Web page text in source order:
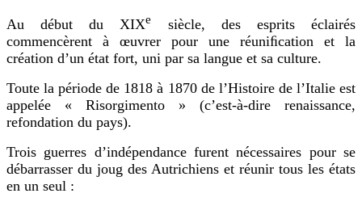
Au début du XIXe
siècle, des esprits éclairés
commencèrent à œuvrer pour une réuniﬁcation et la
création d’un état fort, uni par sa langue et sa culture.
Toute la période de 1818 à 1870 de l’Histoire de l’Italie est
appelée « Risorgimento » (c’est-à-dire renaissance,
refondation du pays).
Trois guerres d’indépendance furent nécessaires pour se
débarrasser du joug des Autrichiens et réunir tous les états
en un seul :